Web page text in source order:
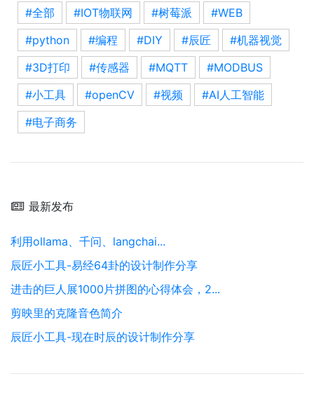
#全部 #IOT物联网 #树莓派
#WEB
#python
#编程 #DIY #辰匠
#机器视觉
#3D打印
#传感器 #MQTT
#MODBUS
#小工具
#openCV #视频
#AI人工智能
#电子商务
最新发布
利用ollama、千问、langchai...
辰匠小工具-易经64卦的设计制作分享
进击的巨人展1000片拼图的心得体会，2...
剪映里的克隆音色简介
辰匠小工具-现在时辰的设计制作分享